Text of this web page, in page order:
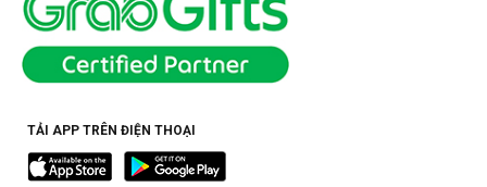
TẢI APP TRÊN ĐIỆN THOẠI